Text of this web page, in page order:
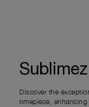
Discover the
timepiece,